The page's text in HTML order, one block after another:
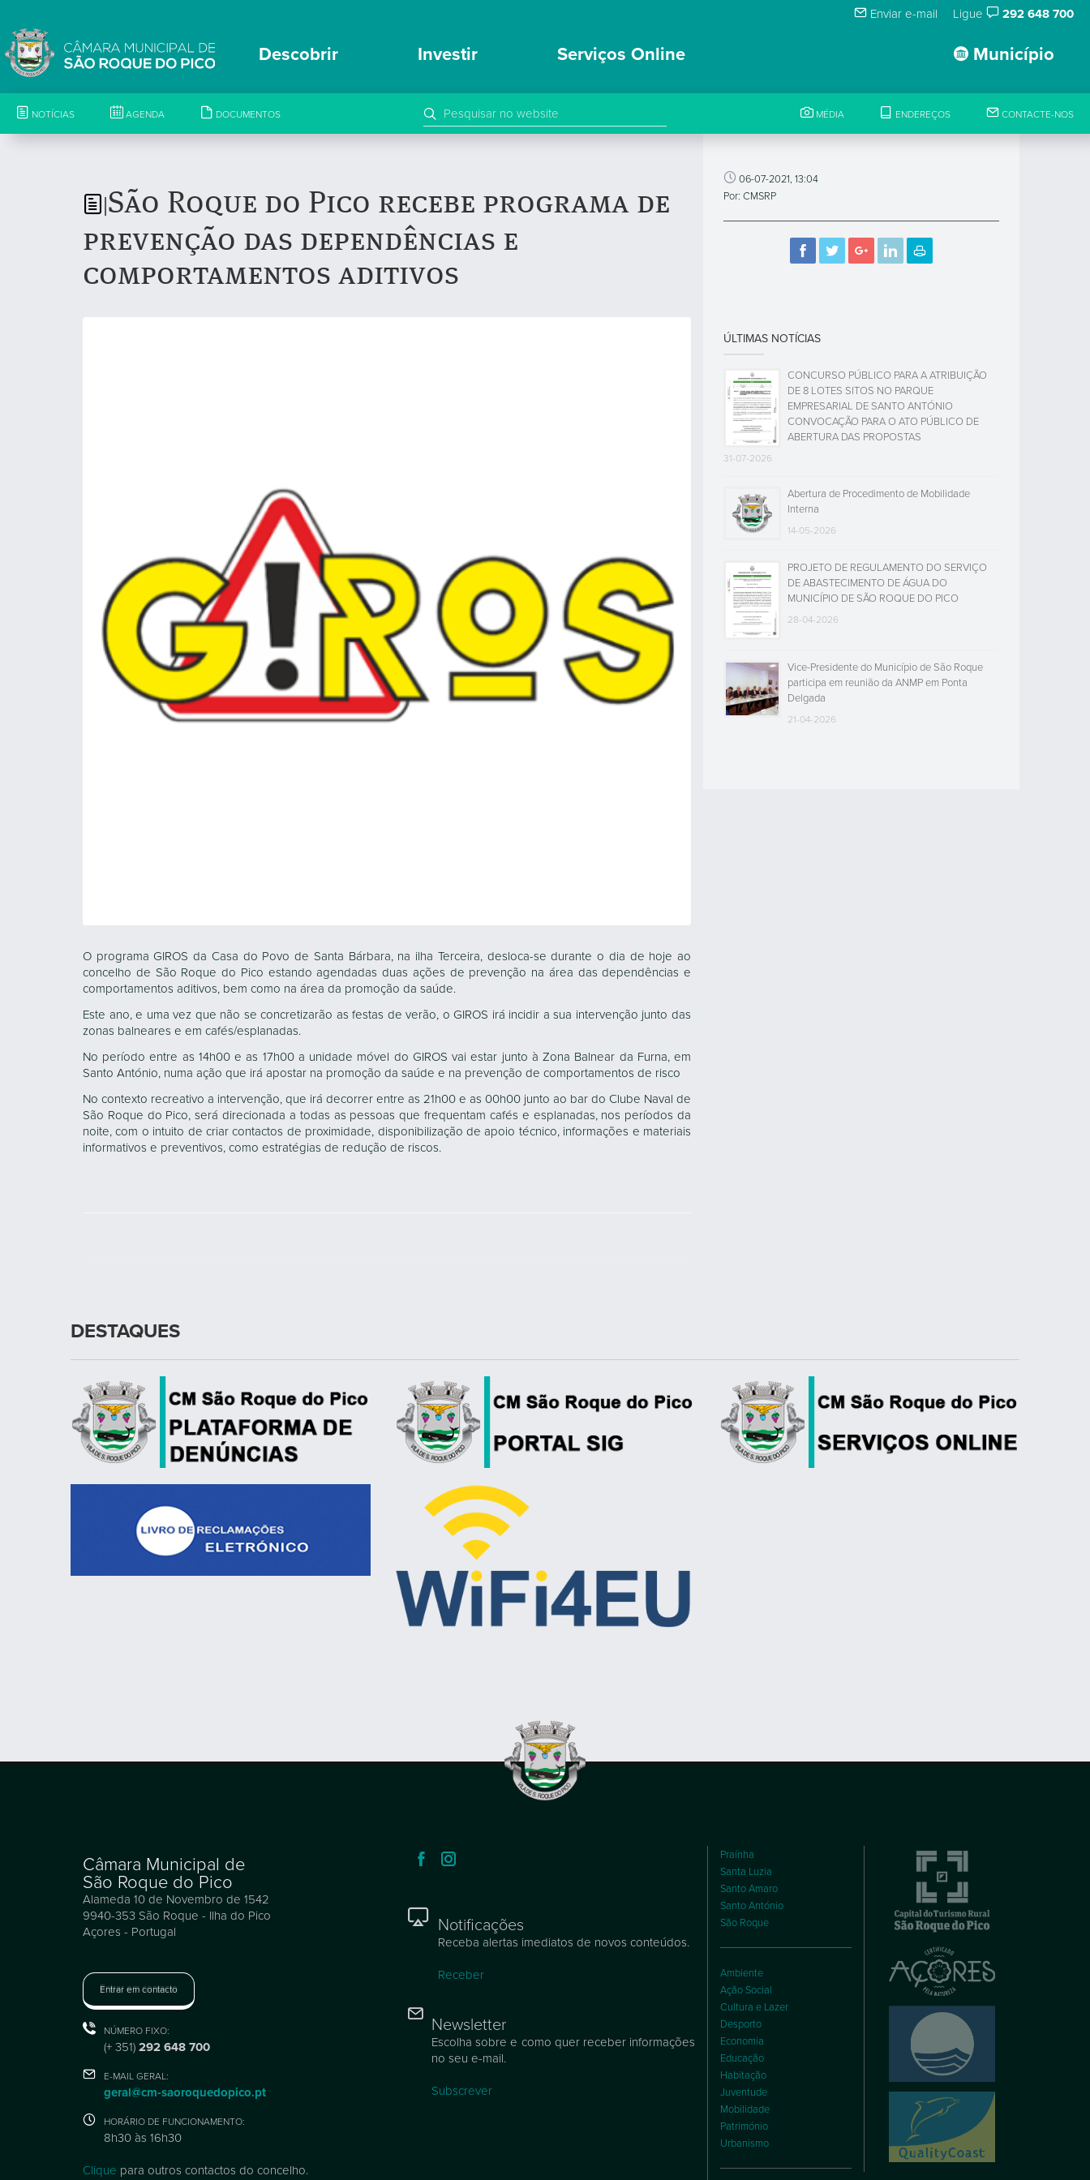
Enviar e-mail Ligue 292 648 700
Município
Descobrir Investir Serviços Online
NOTÍCIAS AGENDA DOCUMENTOS MÉDIA ENDEREÇOS CONTACTE-NOS
São Roque do Pico recebe programa de
prevenção das dependências e
comportamentos aditivos
O programa GIROS da Casa do Povo de Santa Bárbara, na ilha Terceira, desloca-se durante o dia de hoje ao
concelho de São Roque do Pico estando agendadas duas ações de prevenção na área das dependências e
comportamentos aditivos, bem como na área da promoção da saúde.
Este ano, e uma vez que não se concretizarão as festas de verão, o GIROS irá incidir a sua intervenção junto das
zonas balneares e em cafés/esplanadas.
No período entre as 14h00 e as 17h00 a unidade móvel do GIROS vai estar junto à Zona Balnear da Furna, em
Santo António, numa ação que irá apostar na promoção da saúde e na prevenção de comportamentos de risco
No contexto recreativo a intervenção, que irá decorrer entre as 21h00 e as 00h00 junto ao bar do Clube Naval de
São Roque do Pico, será direcionada a todas as pessoas que frequentam cafés e esplanadas, nos períodos da
noite, com o intuito de criar contactos de proximidade, disponibilização de apoio técnico, informações e materiais
informativos e preventivos, como estratégias de redução de riscos.
06-07-2021, 13:04
Por: CMSRP
ÚLTIMAS NOTÍCIAS
CONCURSO PÚBLICO PARA A ATRIBUIÇÃO
DE 8 LOTES SITOS NO PARQUE
EMPRESARIAL DE SANTO ANTÓNIO
CONVOCAÇÃO PARA O ATO PÚBLICO DE
ABERTURA DAS PROPOSTAS
31-07-2026
Abertura de Procedimento de Mobilidade
Interna
14-05-2026
PROJETO DE REGULAMENTO DO SERVIÇO
DE ABASTECIMENTO DE ÁGUA DO
MUNICÍPIO DE SÃO ROQUE DO PICO
28-04-2026
Vice-Presidente do Município de São Roque
participa em reunião da ANMP em Ponta
Delgada
21-04-2026
DESTAQUES
Câmara Municipal de
São Roque do Pico
Alameda 10 de Novembro de 1542
9940-353 São Roque - Ilha do Pico
Açores - Portugal
Entrar em contacto
NÚMERO FIXO:
(+ 351) 292 648 700
E-MAIL GERAL:
geral@cm-saoroquedopico.pt
HORÁRIO DE FUNCIONAMENTO:
8h30 às 16h30
Clique para outros contactos do concelho.
Notificações
Receba alertas imediatos de novos conteúdos.
Receber
Newsletter
Escolha sobre e como quer receber informações
no seu e-mail.
Subscrever
Praínha
Santa Luzia
Santo Amaro
Santo António
São Roque
Ambiente
Ação Social
Cultura e Lazer
Desporto
Economia
Educação
Habitação
Juventude
Mobilidade
Património
Urbanismo